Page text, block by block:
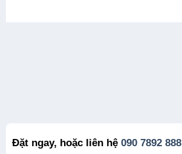
Đặt ngay, hoặc liên hệ 090 7892 888